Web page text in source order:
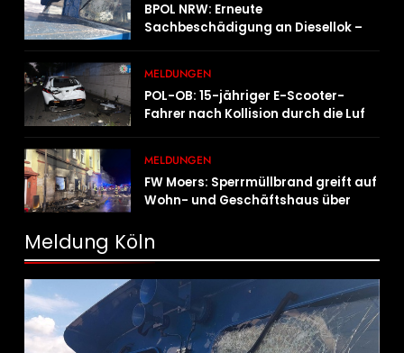
BPOL NRW: Erneute
Sachbeschädigung an Diesellok –
MELDUNGEN
POL-OB: 15-jähriger E-Scooter-
Fahrer nach Kollision durch die Luft
MELDUNGEN
FW Moers: Sperrmüllbrand greift auf
Wohn- und Geschäftshaus über
Meldung Köln